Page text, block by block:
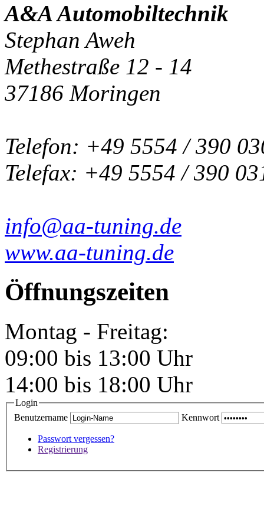
A&A Automobiltechnik
Stephan Aweh
Methestraße 12 - 14
37186 Moringen
Telefon: +49 5554 / 390
Telefax: +49 5554 / 390
info@aa-tuning.de
www.aa-tuning.de
Öffnungszeiten
Montag - Freitag:
09:00 bis 13:00 Uhr
14:00 bis 18:00 Uhr
Login
Benutzername
Kennwort
Passwort vergessen?
Registrierung